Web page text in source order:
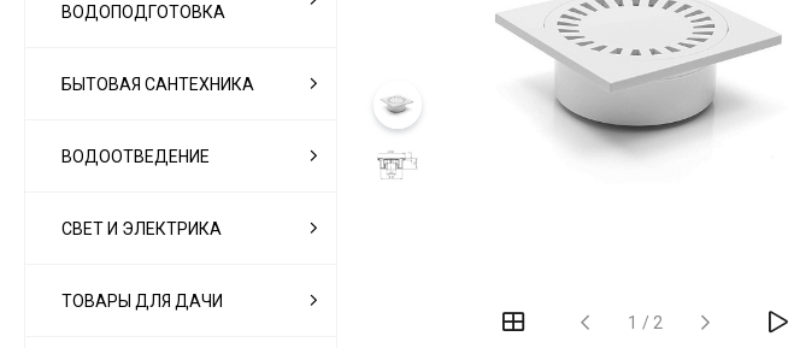
ВОДОПОДГОТОВКА
БЫТОВАЯ САНТЕХНИКА
ВОДООТВЕДЕНИЕ
СВЕТ И ЭЛЕКТРИКА
ТОВАРЫ ДЛЯ ДАЧИ
1 / 2